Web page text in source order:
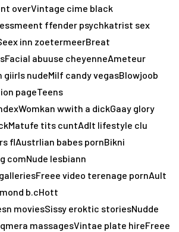
overVintage cime black
ffender psychkatrist sex
inn zoetermeerBreat
abuuse cheyenneAmeteur
giirls nudeMilf candy vegasBlowjoob
pageTeens
wwith a dickGaay glory
tits cuntAdlt lifestyle clu
flAustrlian babes pornBikni
comNude lesbiann
video terenage pornAult
b.cHott
moviesSissy eroktic storiesNudde
massagesVintae plate hireFreee